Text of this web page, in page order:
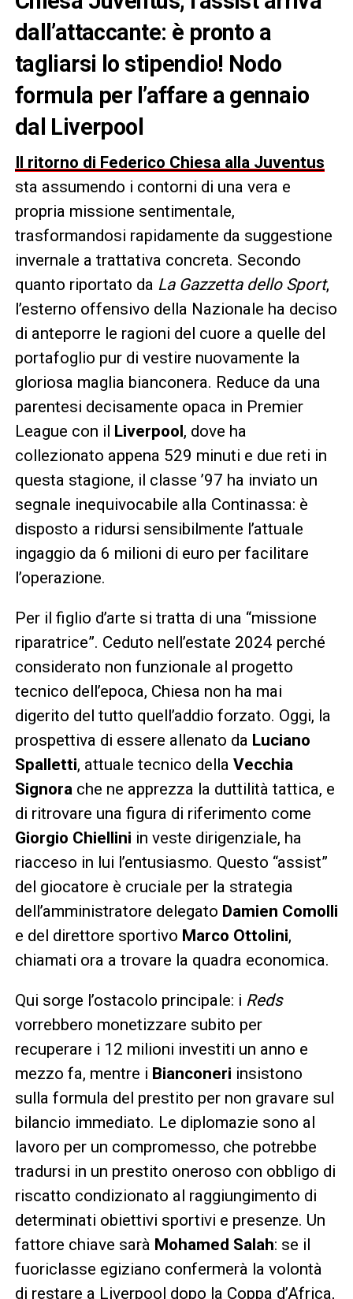
dall’attaccante: è pronto a
tagliarsi lo stipendio! Nodo
formula per l’affare a gennaio
dal Liverpool
Il ritorno di Federico Chiesa alla Juventus
sta assumendo i contorni di una vera e
propria missione sentimentale,
trasformandosi rapidamente da suggestione
invernale a trattativa concreta. Secondo
quanto riportato da La Gazzetta dello Sport,
l’esterno offensivo della Nazionale ha deciso
di anteporre le ragioni del cuore a quelle del
portafoglio pur di vestire nuovamente la
gloriosa maglia bianconera. Reduce da una
parentesi decisamente opaca in Premier
League con il Liverpool, dove ha
collezionato appena 529 minuti e due reti in
questa stagione, il classe ’97 ha inviato un
segnale inequivocabile alla Continassa: è
disposto a ridursi sensibilmente l’attuale
ingaggio da 6 milioni di euro per facilitare
l’operazione.
Per il figlio d’arte si tratta di una “missione
riparatrice”. Ceduto nell’estate 2024 perché
considerato non funzionale al progetto
tecnico dell’epoca, Chiesa non ha mai
digerito del tutto quell’addio forzato. Oggi, la
prospettiva di essere allenato da Luciano
Spalletti, attuale tecnico della Vecchia
Signora che ne apprezza la duttilità tattica, e
di ritrovare una figura di riferimento come
Giorgio Chiellini in veste dirigenziale, ha
riacceso in lui l’entusiasmo. Questo “assist”
del giocatore è cruciale per la strategia
dell’amministratore delegato Damien Comolli
e del direttore sportivo Marco Ottolini,
chiamati ora a trovare la quadra economica.
Qui sorge l’ostacolo principale: i Reds
vorrebbero monetizzare subito per
recuperare i 12 milioni investiti un anno e
mezzo fa, mentre i Bianconeri insistono
sulla formula del prestito per non gravare sul
bilancio immediato. Le diplomazie sono al
lavoro per un compromesso, che potrebbe
tradursi in un prestito oneroso con obbligo di
riscatto condizionato al raggiungimento di
determinati obiettivi sportivi e presenze. Un
fattore chiave sarà Mohamed Salah: se il
fuoriclasse egiziano confermerà la volontà
di restare a Liverpool dopo la Coppa d’Africa,